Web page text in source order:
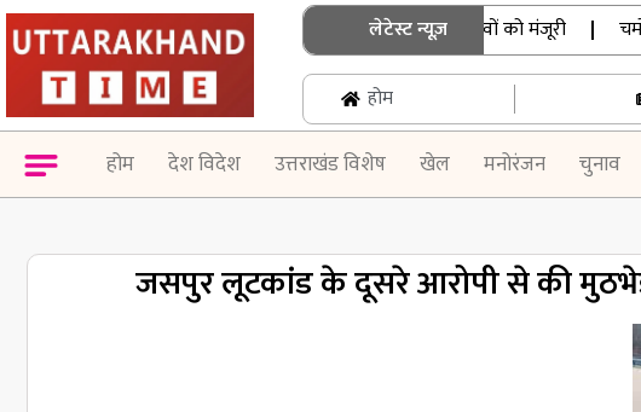
लेटेस्ट न्यूज़
धामी कैबिनेट के बड़े फैसले: 15 प्रस्तावों को मंजूरी |
होम
होम देश विदेश उत्तराखंड विशेष खेल मनोरंजन चुनाव
जसपुर लूटकांड के दूसरे आरोपी से की